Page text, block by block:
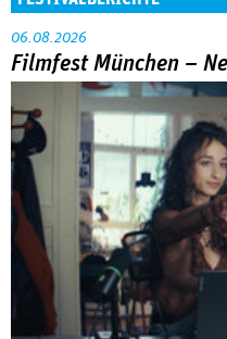
06.08.2026
Filmfest München –